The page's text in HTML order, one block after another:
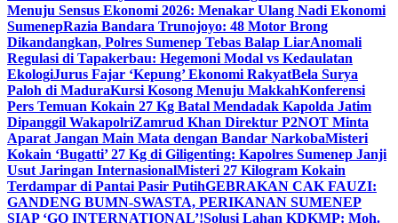
Menuju Sensus Ekonomi 2026: Menakar Ulang Nadi Ekonomi
SumenepRazia Bandara Trunojoyo: 48 Motor Brong
Dikandangkan, Polres Sumenep Tebas Balap LiarAnomali
Regulasi di Tapakerbau: Hegemoni Modal vs Kedaulatan
EkologiJurus Fajar ‘Kepung’ Ekonomi RakyatBela Surya
Paloh di MaduraKursi Kosong Menuju MakkahKonferensi
Pers Temuan Kokain 27 Kg Batal Mendadak Kapolda Jatim
Dipanggil WakapolriZamrud Khan Direktur P2NOT Minta
Aparat Jangan Main Mata dengan Bandar NarkobaMisteri
Kokain ‘Bugatti’ 27 Kg di Giligenting: Kapolres Sumenep Janji
Usut Jaringan InternasionalMisteri 27 Kilogram Kokain
Terdampar di Pantai Pasir PutihGEBRAKAN CAK FAUZI:
GANDENG BUMN-SWASTA, PERIKANAN SUMENEP
SIAP ‘GO INTERNATIONAL’!Solusi Lahan KDKMP: Moh.